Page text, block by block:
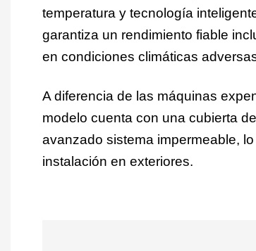
temperatura y tecnología
garantiza un rendimiento fiable
en condiciones climáticas
A diferencia de las máquinas
modelo cuenta con una cubierta
avanzado sistema impermeable,
instalación en exteriores.